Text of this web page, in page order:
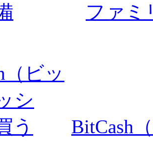
ファミ
BitCash